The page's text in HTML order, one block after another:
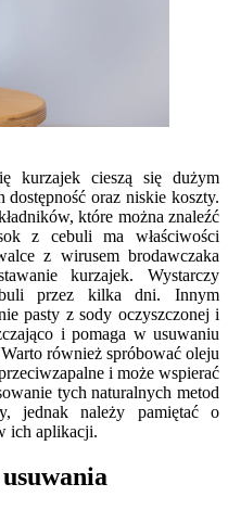
kurzajek cieszą się dużym
oraz niskie koszty.
które można znaleźć
z cebuli ma właściwości
z wirusem brodawczaka
kurzajek. Wystarczy
przez kilka dni. Innym
pasty z sody oczyszczonej i
i pomaga w usuwaniu
również spróbować oleju
i może wspierać
tych naturalnych metod
jednak należy pamiętać o
ich aplikacji.